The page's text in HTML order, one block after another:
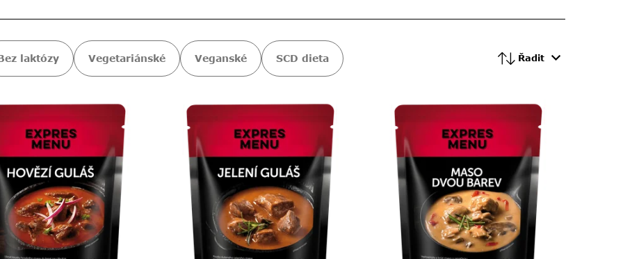
laktózy Vegetariánské Veganské SCD dieta Řadit